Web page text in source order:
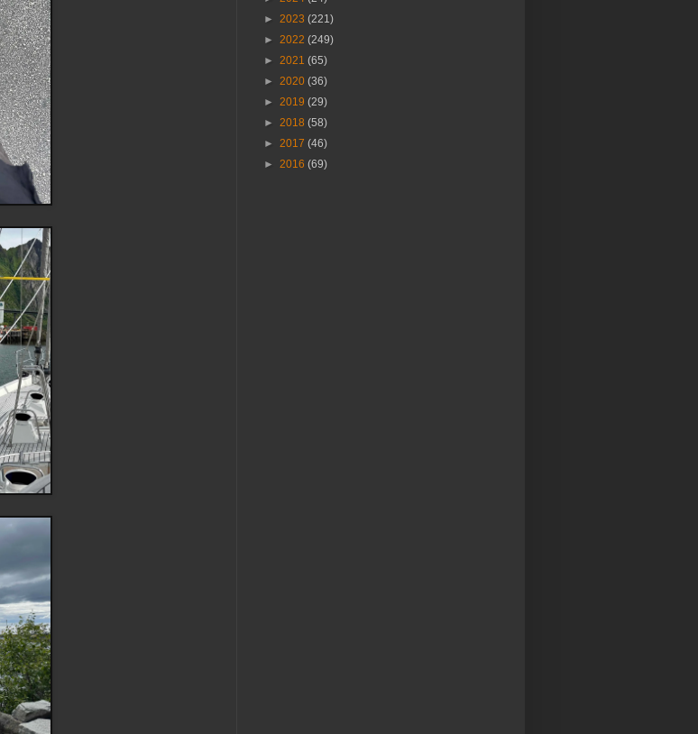
► 2023 (221)
► 2022 (249)
► 2021 (65)
► 2020 (36)
► 2019 (29)
► 2018 (58)
► 2017 (46)
► 2016 (69)